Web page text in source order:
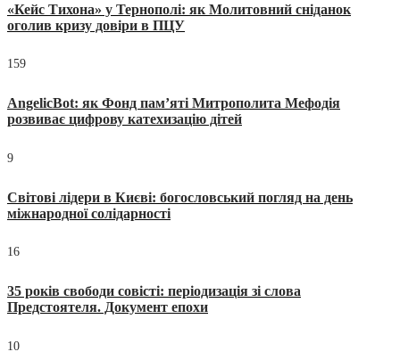
«Кейс Тихона» у Тернополі: як Молитовний сніданок
оголив кризу довіри в ПЦУ
159
AngelicBot: як Фонд пам’яті Митрополита Мефодія
розвиває цифрову катехизацію дітей
9
Світові лідери в Києві: богословський погляд на день
міжнародної солідарності
16
35 років свободи совісті: періодизація зі слова
Предстоятеля. Документ епохи
10